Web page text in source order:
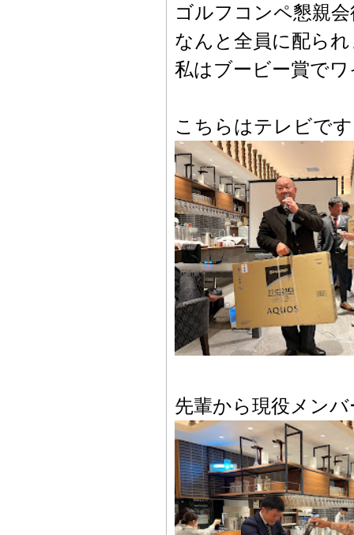
ゴルフコンペ懇親
なんと全員に配ら
私はブービー賞で
こちらはテレビで
先輩から現役メンバ